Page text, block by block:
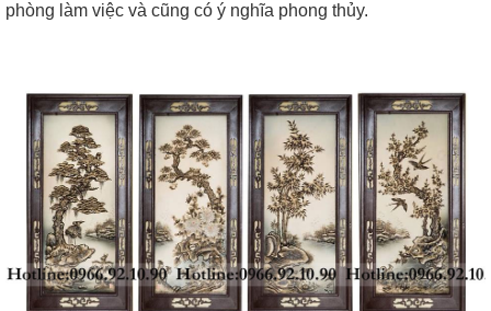
phòng làm việc và cũng có ý nghĩa phong thủy.